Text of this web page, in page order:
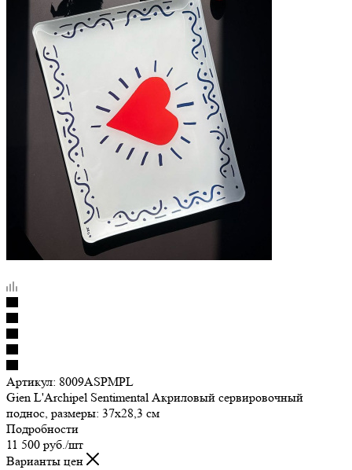
Артикул: 8009ASPMPL
Gien L'Archipel Sentimental Акриловый сервировочный
поднос, размеры: 37х28,3 см
Подробности
11 500 руб. /шт
Варианты цен